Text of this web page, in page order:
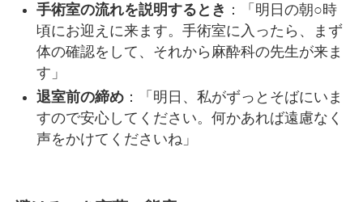
手術室の流れを説明するとき ：「明日の朝○時
頃にお迎えに来ます。手術室に入ったら、まず
体の確認をして、それから麻酔科の先生が来ま
す」
退室前の締め：「明日、私がずっとそばにいま
すので安心してください。何かあれば遠慮なく
声をかけてくださいね」